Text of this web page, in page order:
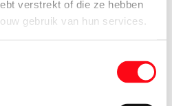
verstrekt of die ze hebben
gebruik van hun services.